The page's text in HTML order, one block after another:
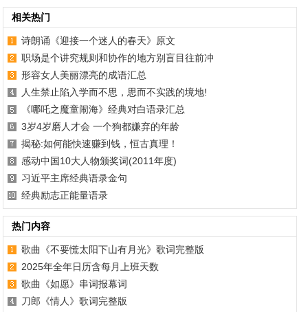
相关热门
诗朗诵《迎接一个迷人的春天》原文
职场是个讲究规则和协作的地方别盲目往前冲
形容女人美丽漂亮的成语汇总
人生禁止陷入学而不思，思而不实践的境地!
《哪吒之魔童闹海》经典对白语录汇总
3岁4岁磨人才会 一个狗都嫌弃的年龄
揭秘:如何能快速赚到钱，恒古真理！
感动中国10大人物颁奖词(2011年度)
习近平主席经典语录金句
经典励志正能量语录
热门内容
歌曲《不要慌太阳下山有月光》歌词完整版
2025年全年日历含每月上班天数
歌曲《如愿》串词报幕词
刀郎《情人》歌词完整版